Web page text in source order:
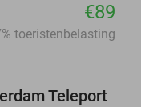
€89
toeristenbelasting
Teleport